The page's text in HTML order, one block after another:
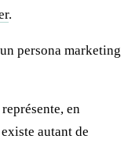
.
persona marketing
en
autant de